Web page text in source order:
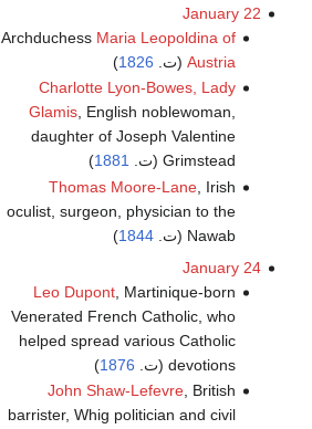
January 22
Archduchess Maria Leopoldina of
Austria(ت. 1826
)
Charlotte Lyon-Bowes, Lady
Glamis, English noblewoman,
daughter of Joseph Valentine
Grimstead (ت.
1881
)
Thomas Moore-Lane , Irish
oculist, surgeon, physician to the
Nawab (ت.
1844
)
January 24
Leo Dupont , Martinique-born
Venerated French Catholic, who
helped spread various Catholic
devotions (ت.
1876
)
John Shaw-Lefevre , British
barrister, Whig politician and civil